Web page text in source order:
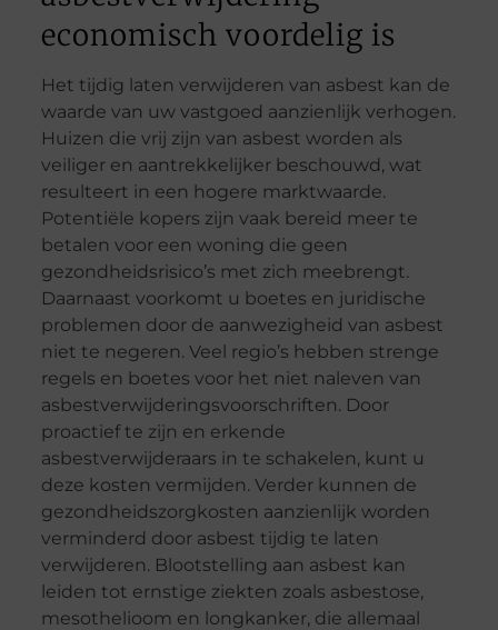
economisch voordelig is
Het tijdig laten verwijderen van asbest kan de
waarde van uw vastgoed aanzienlijk verhogen.
Huizen die vrij zijn van asbest worden als
veiliger en aantrekkelijker beschouwd, wat
resulteert in een hogere marktwaarde.
Potentiële kopers zijn vaak bereid meer te
betalen voor een woning die geen
gezondheidsrisico’s met zich meebrengt.
Daarnaast voorkomt u boetes en juridische
problemen door de aanwezigheid van asbest
niet te negeren. Veel regio’s hebben strenge
regels en boetes voor het niet naleven van
asbestverwijderingsvoorschriften. Door
proactief te zijn en erkende
asbestverwijderaars in te schakelen, kunt u
deze kosten vermijden. Verder kunnen de
gezondheidszorgkosten aanzienlijk worden
verminderd door asbest tijdig te laten
verwijderen. Blootstelling aan asbest kan
leiden tot ernstige ziekten zoals asbestose,
mesothelioom en longkanker, die allemaal